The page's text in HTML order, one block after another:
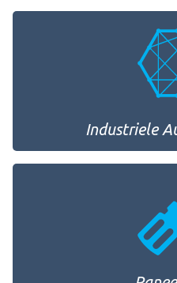
Industriele